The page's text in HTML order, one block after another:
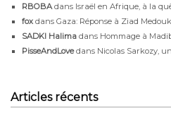
RBOBA dans Israël en Afrique, à la
fox dans Gaza: Réponse à Ziad
SADKI Halima dans Hommage à
PisseAndLovedans Nicolas Sarkozy,
Articles récents